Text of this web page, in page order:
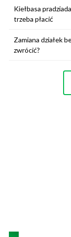
Kiełbasa
trzeba płacić
Zamiana działek
zwrócić?